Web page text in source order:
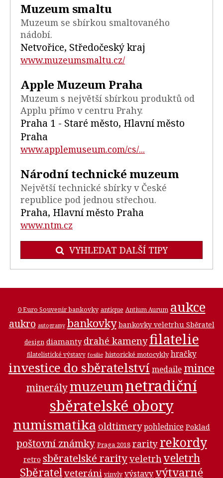
Muzeum smaltu
Muzeum se sbírkou smaltovaného
nádobí.
Netvořice, Středočeský kraj
www.muzeumsmaltu.cz/
Apple Muzeum Praha
Muzeum s největší sbírkou produktů od
Applu přímo v centru Prahy.
Praha 1 - Staré město, Hlavní město
Praha
www.applemuseum.com/cs/...
Národní technické muzeum
Největší technické sbírky v České
republice pod jednou střechou.
Praha, Hlavní město Praha
www.ntm.cz
VYHLEDAT DALŠÍ TIPY
0 Euro Souvenir bankovky antique Antium Aurum aukce
aukro autogramy bankovky bankovky veletrhu Sběratel
design diamanty drahé kamenyfilatelie
filatelistické výstavy fosilie historické motocykly hračky
investice do sběratelství medaile mince
minerálymuzeumnetradiční
sběratelské obory
numismatika oldtimery pohlednice Poklad
poštovní známky Praga 2018 rarity rekordy
retro sběratelské rarityveletrhveletrh
Sběratelveteráni vinyly výstavyvýtvarné